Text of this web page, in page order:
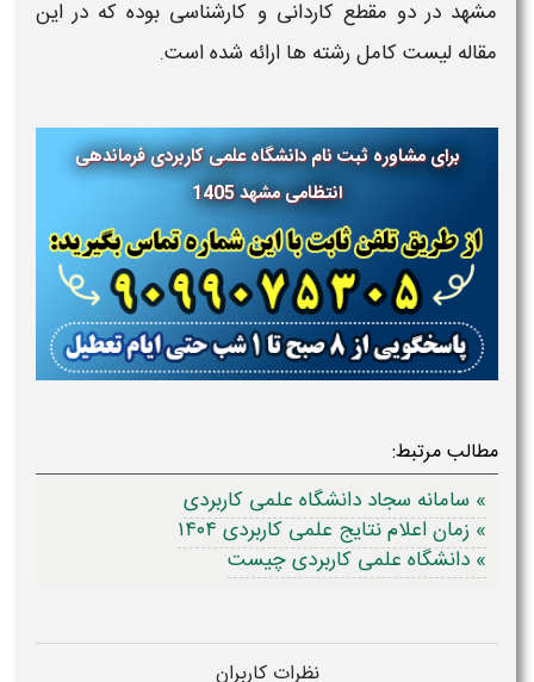
مشهد در دو مقطع کاردانی و کارشناسی بوده که در این
مقاله لیست کامل رشته ها ارائه شده است.
برای مشاوره ثبت نام دانشگاه علمی کاربردی فرماندهی
انتظامی مشهد1405
مطالب مرتبط:
» سامانه سجاد دانشگاه علمی کاربردی
» زمان اعلام نتایج علمی کاربردی ۱۴۰۴
» دانشگاه علمی کاربردی چیست
نظرات کاربران